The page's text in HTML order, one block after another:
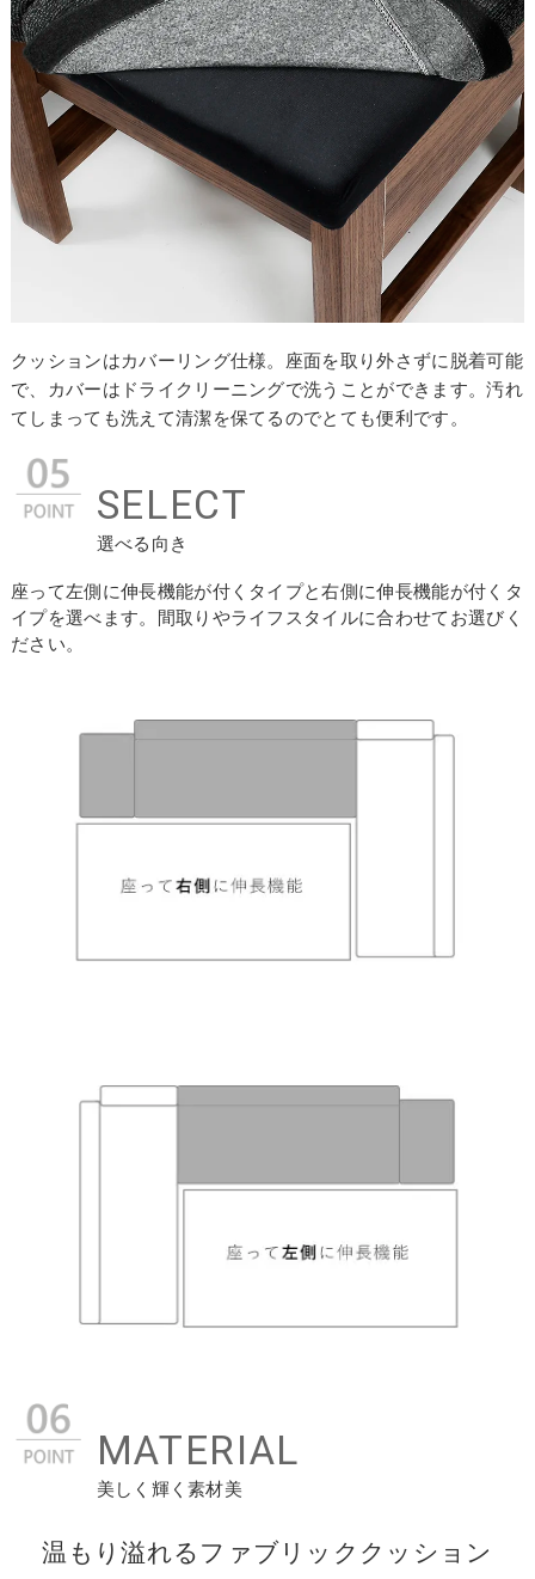
クッションはカバーリング仕様。座面を取り外さずに脱着可能
で、カバーはドライクリーニングで洗うことができます。汚れ
てしまっても洗えて清潔を保てるのでとても便利です。
SELECT
選べる向き
座って左側に伸長機能が付くタイプと右側に伸長機能が付くタ
イプを選べます。間取りやライフスタイルに合わせてお選びく
ださい。
MATERIAL
美しく輝く素材美
温もり溢れるファブリッククッション